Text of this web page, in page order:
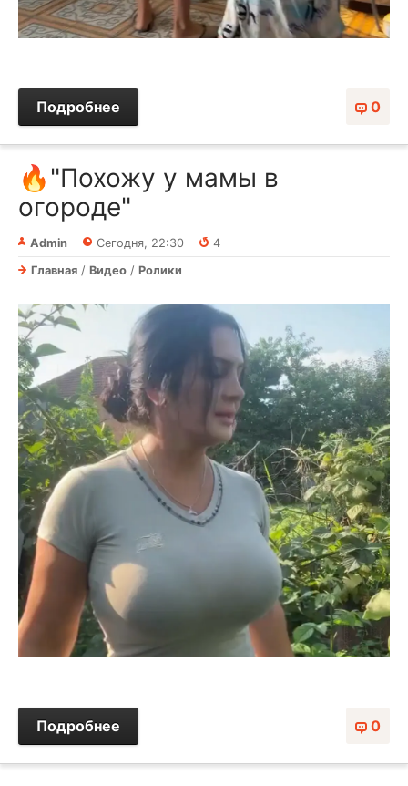
0
Подробнее
🔥"Похожу у мамы в
огороде"
Admin Сегодня, 22:30
4
Главная / Видео / Ролики
0
Подробнее